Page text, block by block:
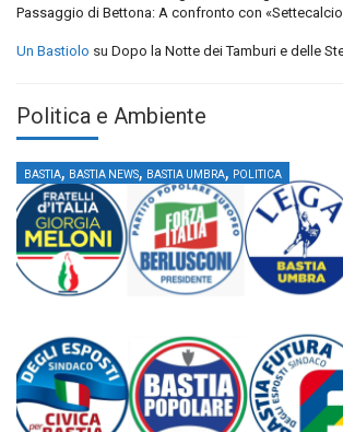
Passaggio di Bettona: A confronto con
Un Bastiolo su Dopo la Notte dei Tamburi e delle
Politica e Ambiente
BASTIA, BASTIA NEWS, BASTIA UMBRA, POLITICA